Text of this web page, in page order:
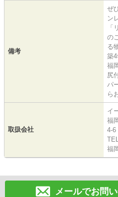
備考
ぜ
ン
「
の
る
築4
福
尻
パ
ら
取扱会社
イ
福
4-6
福
メールでお問